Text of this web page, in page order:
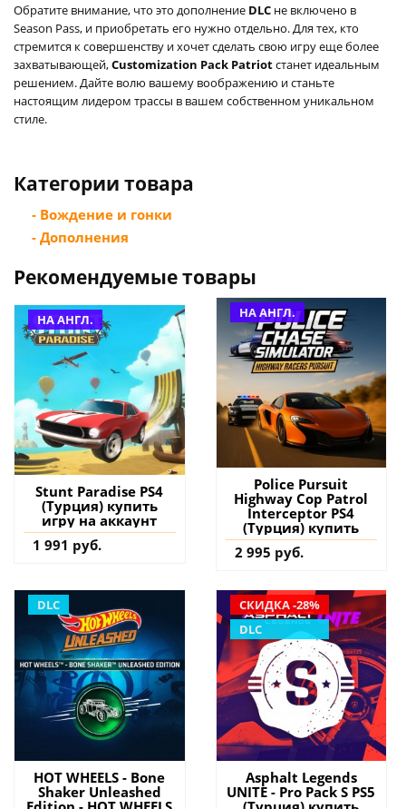
Обратите внимание, что это дополнение DLC не включено в
Season Pass, и приобретать его нужно отдельно. Для тех, кто
стремится к совершенству и хочет сделать свою игру еще более
захватывающей,Customization Pack Patriotстанет идеальным
решением. Дайте волю вашему воображению и станьте
настоящим лидером трассы в вашем собственном уникальном
стиле.
Категории товара
- Вождение и гонки
- Дополнения
Рекомендуемые товары
НА АНГЛ.
Stunt Paradise PS4
(Турция) купить
игру на аккаунт
1 991 руб.
НА АНГЛ.
Police Pursuit
Highway Cop Patrol
Interceptor PS4
(Турция) купить
2 995 руб.
DLC
HOT WHEELS - Bone
Shaker Unleashed
СКИДКА -28%
DLC
Asphalt Legends
UNITE - Pro Pack S PS5